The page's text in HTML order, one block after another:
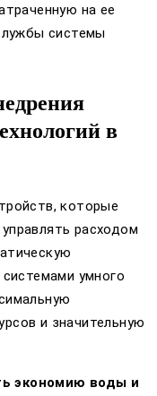
на ее
системы
в
которые
расходом
умного
и значительную
экономию воды и